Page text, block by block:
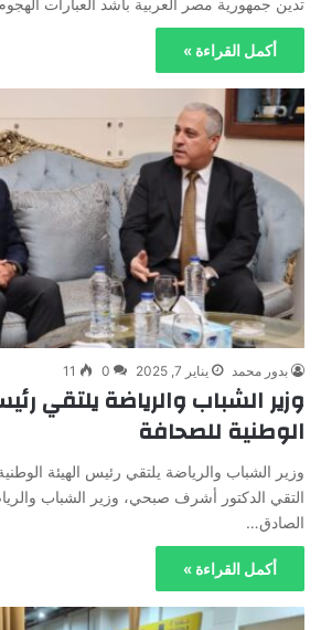
أكمل القراءة »
بدور محمد يناير 7, 2025 0
11
وزير الشباب والرياضة يلتقي
الوطنية للصحافة
وزير الشباب والرياضة يلتقي رئيس الهيئة
التقي الدكتور أشرف صبحي، وزير الشباب
الصادق…
أكمل القراءة »